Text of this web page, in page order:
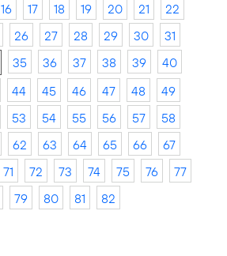
16 17 18 19 20 21
22
26 27 28 29 30
31
35 36 37 38 39
40
44 45 46 47 48
49
53 54 55 56 57
58
62 63 64 65 66
67
71 72 73 74 75 76
77
79 80 81 82